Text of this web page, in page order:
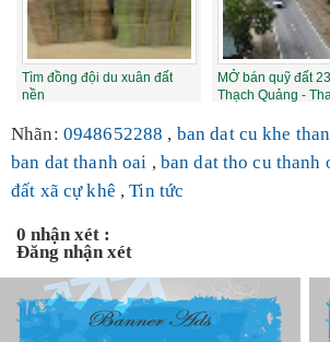
Tìm đồng đội du xuân đất
nền
MỞ bán quỹ đất
Thạch Quảng -
Nhãn: 0948652288 , ban dat cu khe
ban dat thanh oai , ban dat tho cu thanh
đất xã cự khê ,Tin tức
0 nhận xét :
Đăng nhận xét